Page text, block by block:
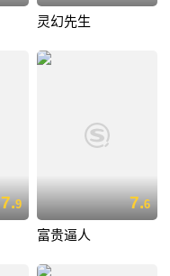
灵幻先生
7.9 7.6
富贵逼人